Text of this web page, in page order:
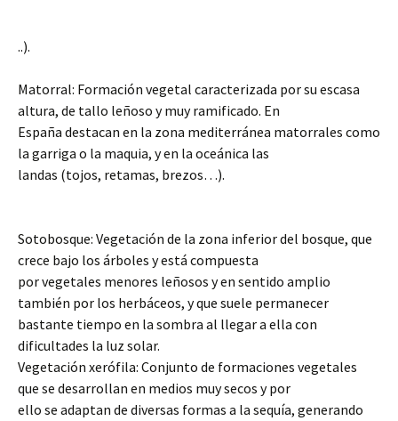
..).
Matorral: Formación vegetal caracterizada por su escasa
altura, de tallo leñoso y muy ramificado. En
España destacan en la zona mediterránea matorrales como
la garriga o la maquia, y en la oceánica las
landas (tojos, retamas, brezos…).
Sotobosque: Vegetación de la zona inferior del bosque, que
crece bajo los árboles y está compuesta
por vegetales menores leñosos y en sentido amplio
también por los herbáceos, y que suele permanecer
bastante tiempo en la sombra al llegar a ella con
dificultades la luz solar.
Vegetación xerófila: Conjunto de formaciones vegetales
que se desarrollan en medios muy secos y por
ello se adaptan de diversas formas a la sequía, generando